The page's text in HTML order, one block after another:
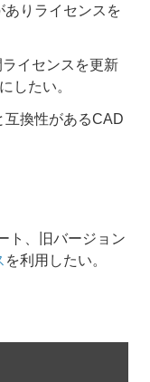
りライセンスを
イセンスを更新
したい。
換性があるCAD
ト、旧バージョン
を利用したい。